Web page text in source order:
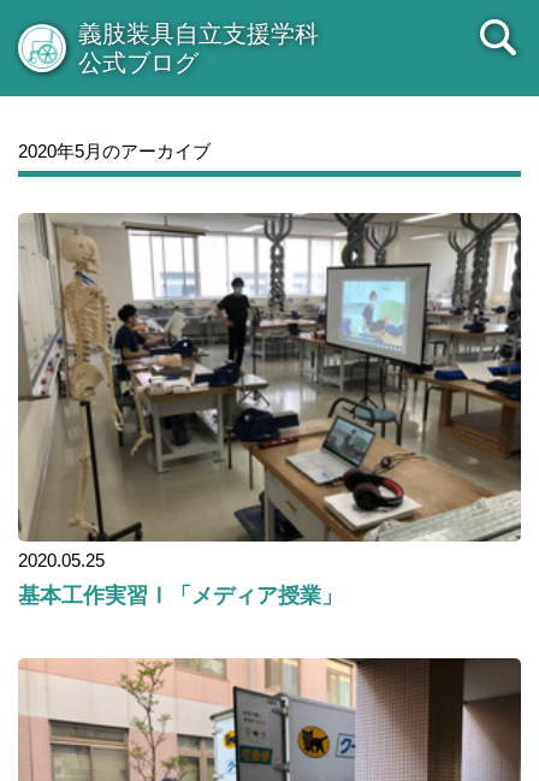
義肢装具自立支援学科
公式ブログ
2020年5月のアーカイブ
2020.05.25
基本工作実習Ⅰ「メディア授業」